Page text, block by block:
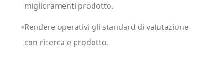
miglioramenti prodotto.
Rendere operativi gli standard di valutazione
con ricerca e prodotto.